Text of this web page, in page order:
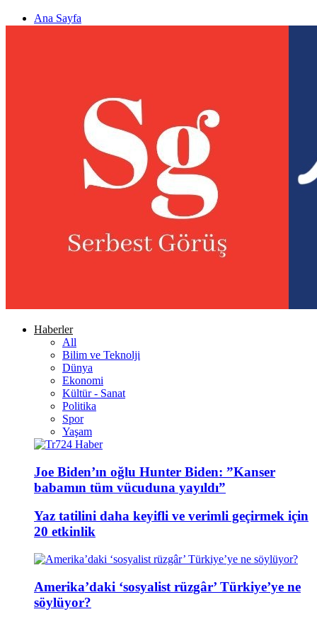
Ana Sayfa
Haberler
All
Bilim ve Teknolji
Dünya
Ekonomi
Kültür - Sanat
Politika
Spor
Yaşam
Joe Biden’ın oğlu Hunter Biden: ”Kanser
babamın tüm vücuduna yayıldı”
Yaz tatilini daha keyifli ve verimli geçirmek için
20 etkinlik
Amerika’daki ‘sosyalist rüzgâr’ Türkiye’ye ne
söylüyor?